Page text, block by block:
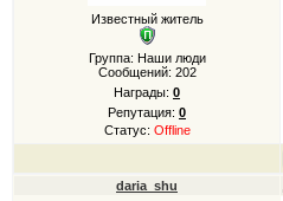
Известный житель
Группа: Наши люди
Сообщений: 202
Награды: 0
Репутация: 0
Статус: Offline
daria_shu